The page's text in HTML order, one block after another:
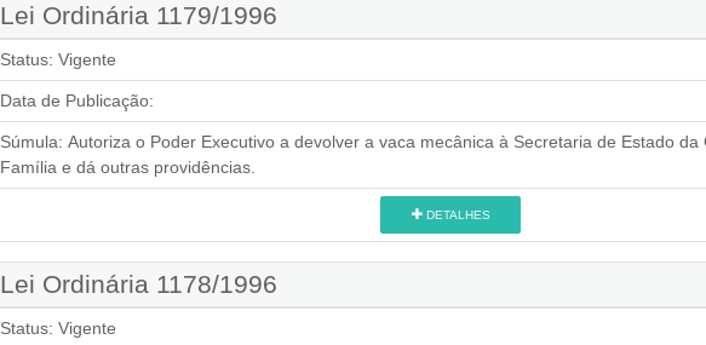
Lei Ordinária 1179/1996
Status: Vigente
Data de Publicação:
Súmula: Autoriza o Poder Executivo a devolver a vaca mecânica à Secretaria de Estado da
Família e dá outras providências.
DETALHES
Lei Ordinária 1178/1996
Status: Vigente